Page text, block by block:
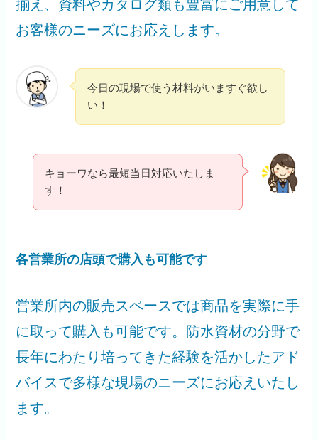
揃え、資料やカタログ類も豊富にご用意して
お客様のニーズにお応えします。
今日の現場で使う材料がいますぐ欲し
い！
キョーワなら最短当日対応いたしま
す！
各営業所の店頭で購入も可能です
営業所内の販売スペースでは商品を実際に手
に取って購入も可能です。防水資材の分野で
長年にわたり培ってきた経験を活かしたアド
バイスで多様な現場のニーズにお応えいたし
ます。